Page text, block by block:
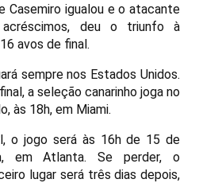
Casemiro igualou e o atacante
acréscimos, deu o triunfo à
avos de final.
sempre nos Estados Unidos.
a seleção canarinho joga no
às 18h, em Miami.
o jogo será às 16h de 15 de
em Atlanta. Se perder, o
lugar será três dias depois,